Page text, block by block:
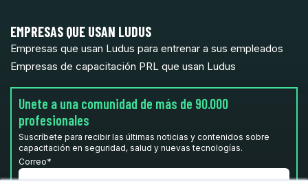
EMPRESAS QUE USAN LUDUS
Empresas que usan Ludus para entrenar a sus empleados
Empresas de capacitación PRL que usan Ludus
Unete a una comunidad de más de 90.000
profesionales
Suscríbete para recibir las últimas noticias y contenidos sobre
capacitación en seguridad, salud y nuevas tecnologías.
Correo*